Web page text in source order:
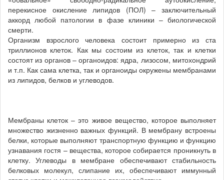
перекисное окисление липидов (ПОЛ) – заключительный
аккорд любой патологии в фазе клиники – биологической
смерти.
Организм взрослого человека состоит примерно из ста
триллионов клеток. Как мы состоим из клеток, так и клетки
состоят из органов – органоидов: ядра, лизосом, митохондрий
и т.п. Как сама клетка, так и органоиды окружены мембранами
из липидов, белков и углеводов.
Мембраны клеток – это живое вещество, которое выполняет
множество жизненно важных функций. В мембрану встроены
белки, которые выполняют транспортную функцию и функцию
узнавания гостя – вещества, которое собирается проникнуть в
клетку. Углеводы в мембране обеспечивают стабильность
белковых молекул, слипание их, обеспечивают иммунный